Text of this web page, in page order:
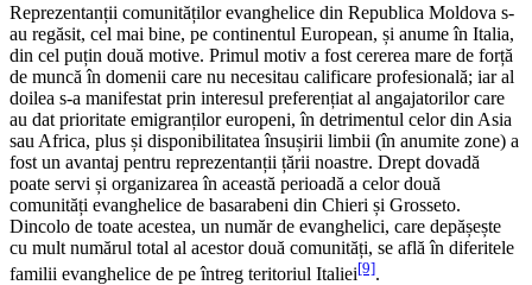
Reprezentanții comunităților evanghelice din Republica Moldova s-
au regăsit, cel mai bine, pe continentul European, și anume în Italia,
din cel puțin două motive. Primul motiv a fost cererea mare de forță
de muncă în domenii care nu necesitau calificare profesională; iar al
doilea s-a manifestat prin interesul preferențiat al angajatorilor care
au dat prioritate emigranților europeni, în detrimentul celor din Asia
sau Africa, plus și disponibilitatea însușirii limbii (în anumite zone) a
fost un avantaj pentru reprezentanții țării noastre. Drept dovadă
poate servi și organizarea în această perioadă a celor două
comunități evanghelice de basarabeni din Chieri și Grosseto.
Dincolo de toate acestea, un număr de evanghelici, care depășește
cu mult numărul total al acestor două comunități, se află în diferitele
familii evanghelice de pe întreg teritoriul Italiei[9].